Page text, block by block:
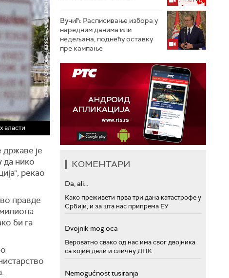
власти
је
да нико
рекао
правде
би га
Вучић: Расписивање избора у
наредним данима или
недељама, поднећу оставку
пре кампање
КОМЕНТАРИ
Da, ali...
Како преживети прва три дана катастрофе у
Србији, и за шта нас припрема ЕУ
Dvojnik mog oca
Вероватно свако од нас има свог двојника
са којим дели и сличну ДНК
Nemogućnost tusiranja